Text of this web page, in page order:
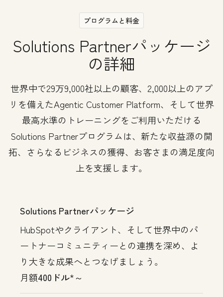
プログラムと料金
Solutions Partnerパッケージ
の詳細
世界中で29万9,000社以上の顧客、2,000以上のアプ
リを備えたAgentic Customer Platform、そして世界
最高水準のトレーニングをご利用いただける
Solutions Partnerプログラムは、新たな収益源の開
拓、さらなるビジネスの獲得、お客さまの満足度向
上を支援します。
Solutions Partnerパッケージ
HubSpotやクライアント、そして世界中のパ
ートナーコミュニティーとの連携を深め、よ
り大きな成果へとつなげましょう。
月額400ドル*～